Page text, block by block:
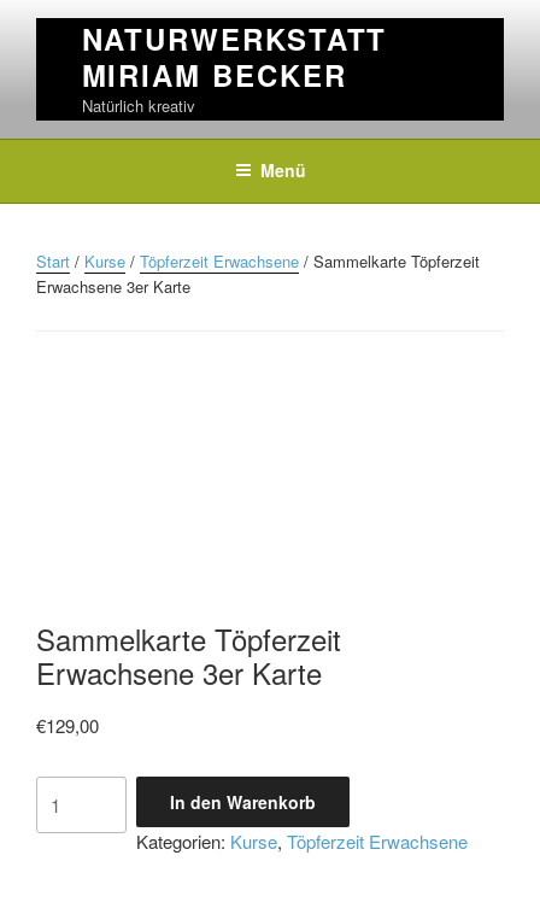
NATURWERKSTATT
MIRIAM BECKER
Natürlich kreativ
Menü
Start / Kurse / Töpferzeit Erwachsene / Sammelkarte Töpferzeit
Erwachsene 3er Karte
Sammelkarte Töpferzeit
Erwachsene 3er Karte
€129,00
Töpferzeit
Erwachsene
In den Warenkorb
Kategorien: Kurse, Töpferzeit Erwachsene